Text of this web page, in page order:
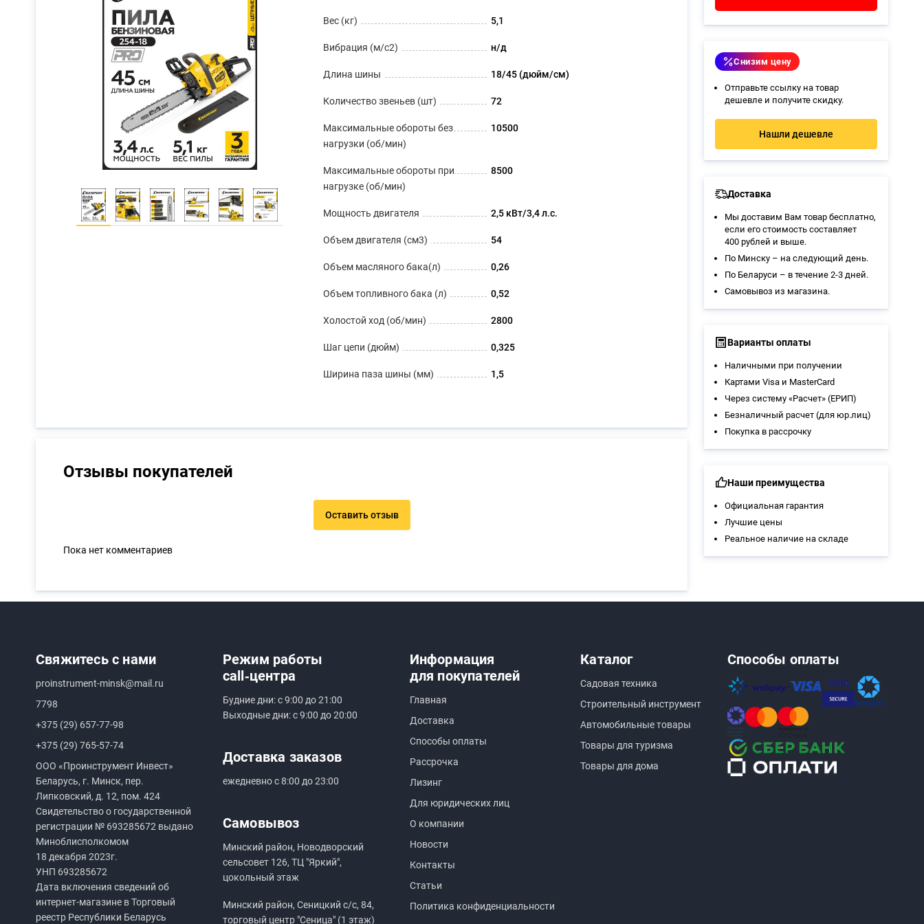
Вес (кг) 5,1
Вибрация (м/с2) н/д
Длина шины 18/45 (дюйм/см)
Количество звеньев (шт) 72
Максимальные обороты без
нагрузки (об/мин)
10500
Максимальные обороты при
нагрузке (об/мин)
8500
Мощность двигателя 2,5 кВт/3,4 л.с.
Объем двигателя (см3) 54
Объем масляного бака(л) 0,26
Объем топливного бака (л) 0,52
Холостой ход (об/мин) 2800
Шаг цепи (дюйм) 0,325
Ширина паза шины (мм) 1,5
Отзывы покупателей
Оставить отзыв
Пока нет комментариев
Снизим цену
Отправьте ссылку на товар
дешевле и получите скидку.
Нашли дешевле
Доставка
Мы доставим Вам товар бесплатно,
если его стоимость составляет
400 рублей и выше.
По Минску – на следующий день.
По Беларуси – в течение 2-3 дней.
Самовывоз из магазина.
Варианты оплаты
Наличными при получении
Картами Visa и MasterCard
Через систему «Расчет» (ЕРИП)
Безналичный расчет (для юр.лиц)
Покупка в рассрочку
Наши преимущества
Официальная гарантия
Лучшие цены
Реальное наличие на складе
Свяжитесь с нами
proinstrument-minsk@mail.ru
7798
+375 (29) 657-77-98
+375 (29) 765-57-74
ООО «Проинструмент Инвест»
Беларусь, г. Минск, пер.
Липковский, д. 12, пом. 424
Свидетельство о государственной
регистрации № 693285672 выдано
Миноблисполкомом
18 декабря 2023г.
УНП 693285672
Дата включения сведений об
интернет-магазине в Торговый
реестр Республики Беларусь
Режим работы
call‑центра
Будние дни: с 9:00 до 21:00
Выходные дни: с 9:00 до 20:00
Доставка заказов
ежедневно с 8:00 до 23:00
Самовывоз
Минский район, Новодворский
сельсовет 126, ТЦ "Яркий",
цокольный этаж
Минский район, Сеницкий с/с, 84,
торговый центр "Сеница" (1 этаж)
Информация
для покупателей
Главная
Доставка
Способы оплаты
Рассрочка
Лизинг
Для юридических лиц
О компании
Новости
Контакты
Статьи
Политика конфиденциальности
Каталог
Садовая техника
Строительный инструмент
Автомобильные товары
Товары для туризма
Товары для дома
Способы оплаты